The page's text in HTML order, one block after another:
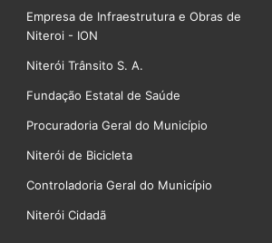
Empresa de Infraestrutura e Obras de
Niteroi - ION
Niterói Trânsito S. A.
Fundação Estatal de Saúde
Procuradoria Geral do Município
Niterói de Bicicleta
Controladoria Geral do Município
Niterói Cidadã